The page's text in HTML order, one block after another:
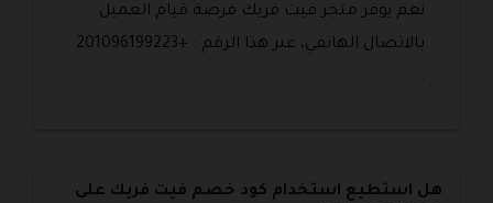
نعم يوفر متجر فيت فريك فرصة قيام العميل
بالاتصال الهاتفي، عبر هذا الرقم : +201096199223
.
هل استطيع استخدام كود خصم فيت فريك على